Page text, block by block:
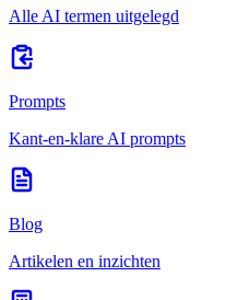
Alle AI termen uitgelegd
Prompts
Kant-en-klare AI prompts
Blog
Artikelen en inzichten